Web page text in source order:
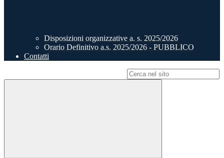
Disposizioni organizzative a. s. 2025/2026
Orario Definitivo a.s. 2025/2026 - PUBBLICO
Contatti